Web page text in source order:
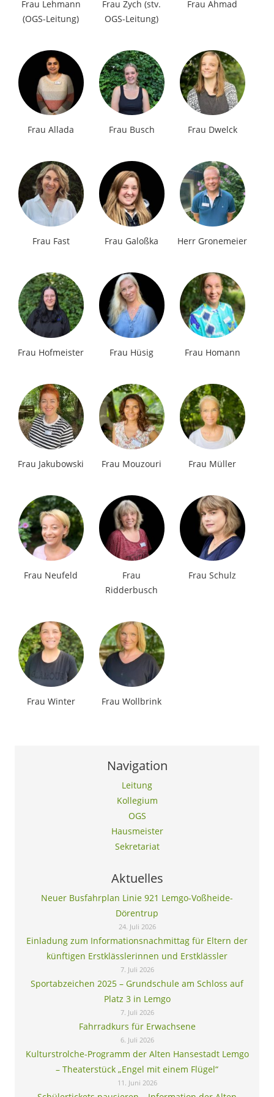
Frau Lehmann
(OGS-Leitung)
Frau Zych (stv.
OGS-Leitung)
Frau Ahmad
Frau Allada Frau Busch Frau Dwelck
Frau Fast Frau Galoßka Herr Gronemeier
Frau Hofmeister Frau Hüsig Frau Homann
Frau Jakubowski Frau Mouzouri Frau Müller
Frau Neufeld
Frau
Ridderbusch
Frau Schulz
Frau Winter Frau Wollbrink
Navigation
Leitung
Kollegium
OGS
Hausmeister
Sekretariat
Aktuelles
Neuer Busfahrplan Linie 921 Lemgo-Voßheide-
Dörentrup
24. Juli 2026
Einladung zum Informationsnachmittag für Eltern der
künftigen Erstklässlerinnen und Erstklässler
7. Juli 2026
Sportabzeichen 2025 – Grundschule am Schloss auf
Platz 3 in Lemgo
7. Juli 2026
Fahrradkurs für Erwachsene
6. Juli 2026
Kulturstrolche-Programm der Alten Hansestadt Lemgo
– Theaterstück „Engel mit einem Flügel“
11. Juni 2026